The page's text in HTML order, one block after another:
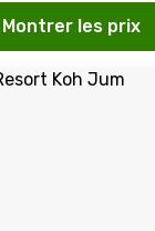
Montrer les prix